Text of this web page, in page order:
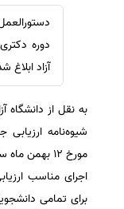
سفارش
سفارش معرفی
سفارش معرفی
سفارش
سفارش ترجمه
سفارش
سفارش تولید
سفارش ترجمه
دوره
آزاد ابلاغ
به نقل از دانشگاه
شیوه‌نامه
اجرای مناسب
برای تمامی